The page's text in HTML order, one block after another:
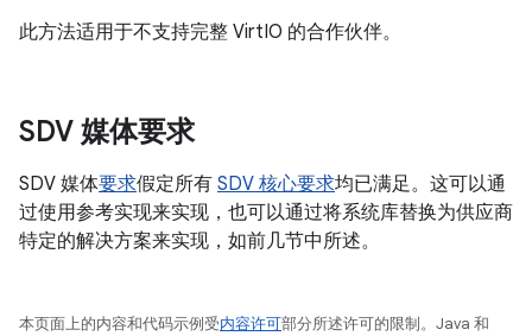
此方法适用于不支持完整 VirtIO 的合作伙伴。
SDV 媒体要求
SDV 媒体要求假定所有 SDV 核心要求均已满足。这可以通
过使用参考实现来实现，也可以通过将系统库替换为供应商
特定的解决方案来实现，如前几节中所述。
本页面上的内容和代码示例受内容许可部分所述许可的限制。Java 和